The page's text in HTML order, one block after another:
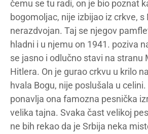
čemu se tu radi, on je bio poznat
bogomoljac, nije izbijao iz crkve,
nerazdvojan. Taj se njegov
hladni i u njemu on 1941. poziva
se jasno i odlučno stavi na stranu
Hitlera. On je gurao crkvu u krilo
hvala Bogu, nije poslušala u
ponavlja ona famozna pesnička
velika tajna. Svaka čast velikoj
ne bih rekao da je Srbija neka